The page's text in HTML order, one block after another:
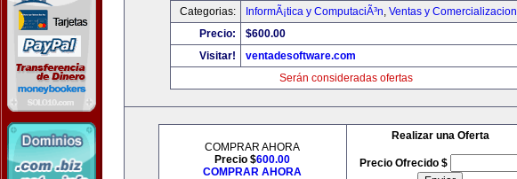
Categorias:
InformÃ¡tica y ComputaciÃ³n, Ventas y Comercializacion
Precio:
$600.00
Visitar!
ventadesoftware.com
Serán consideradas ofertas
COMPRAR AHORA
Precio $600.00
COMPRAR AHORA
Realizar una Oferta
Precio Ofrecido $